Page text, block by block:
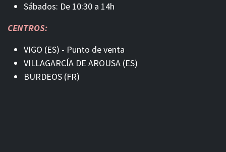
Sábados: De 10:30 a 14h
CENTROS:
VIGO (ES) - Punto de venta
VILLAGARCÍA DE AROUSA (ES)
BURDEOS (FR)